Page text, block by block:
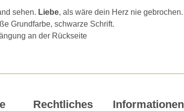
sehen. Liebe, als wäre dein Herz nie gebrochen.
Grundfarbe, schwarze Schrift.
an der Rückseite
Rechtliches Informationen